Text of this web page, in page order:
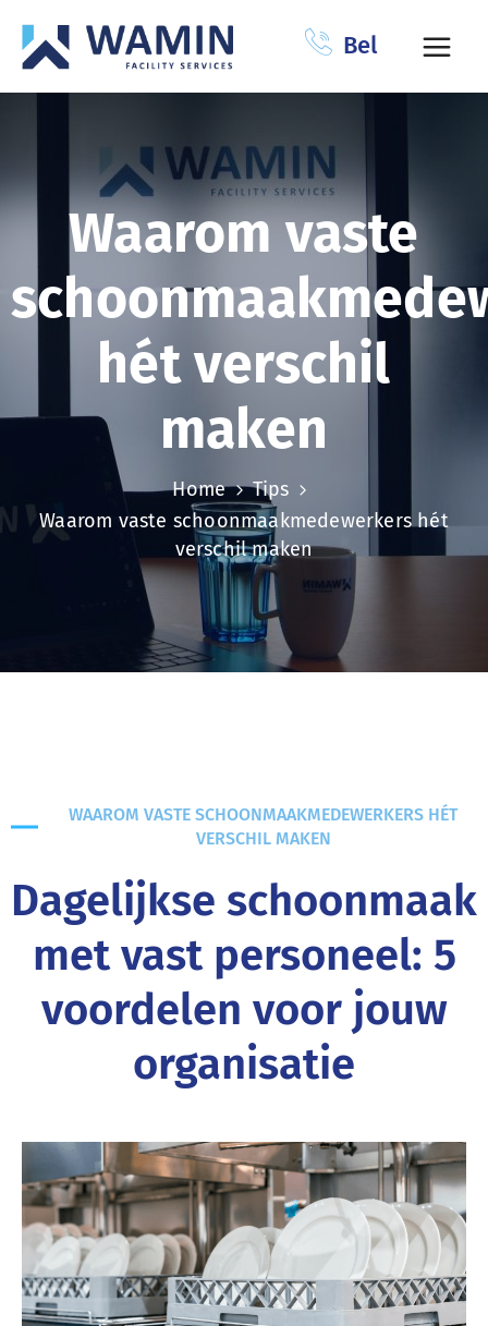
Bel
Waarom vaste
hét verschil
maken
Home
Tips
Waarom vaste schoonmaakmedewerkers hét
verschil maken
WAAROM VASTE SCHOONMAAKMEDEWERKERS HÉT
VERSCHIL MAKEN
Dagelijkse schoonmaak
met vast personeel: 5
voordelen voor jouw
organisatie